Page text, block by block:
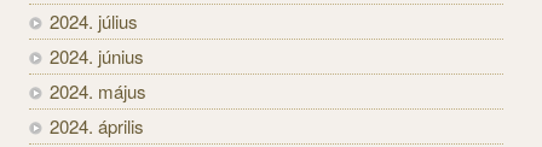
2024. július
2024. június
2024. május
2024. április